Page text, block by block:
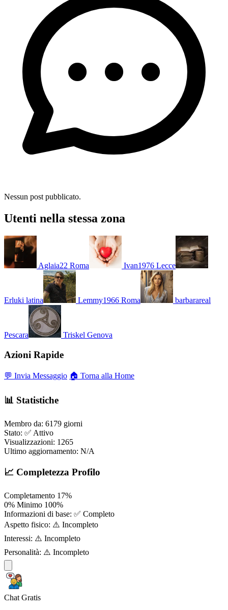
Nessun post pubblicato.
Utenti nella stessa zona
Aglaia22 Roma Ivan1976 Lecce
Erluki latina Lemmy1966 Roma barbarareal
Pescara Triskel Genova
Azioni Rapide
💬 Invia Messaggio 🏠 Torna alla Home
📊 Statistiche
Membro da: 6179 giorni
Stato: ✅ Attivo
Visualizzazioni: 1265
Ultimo aggiornamento: N/A
📈 Completezza Profilo
Completamento 17%
0% Minimo 100%
Informazioni di base: ✅ Completo
Aspetto fisico: ⚠️ Incompleto
Interessi: ⚠️ Incompleto
Personalità: ⚠️ Incompleto
Chat Gratis